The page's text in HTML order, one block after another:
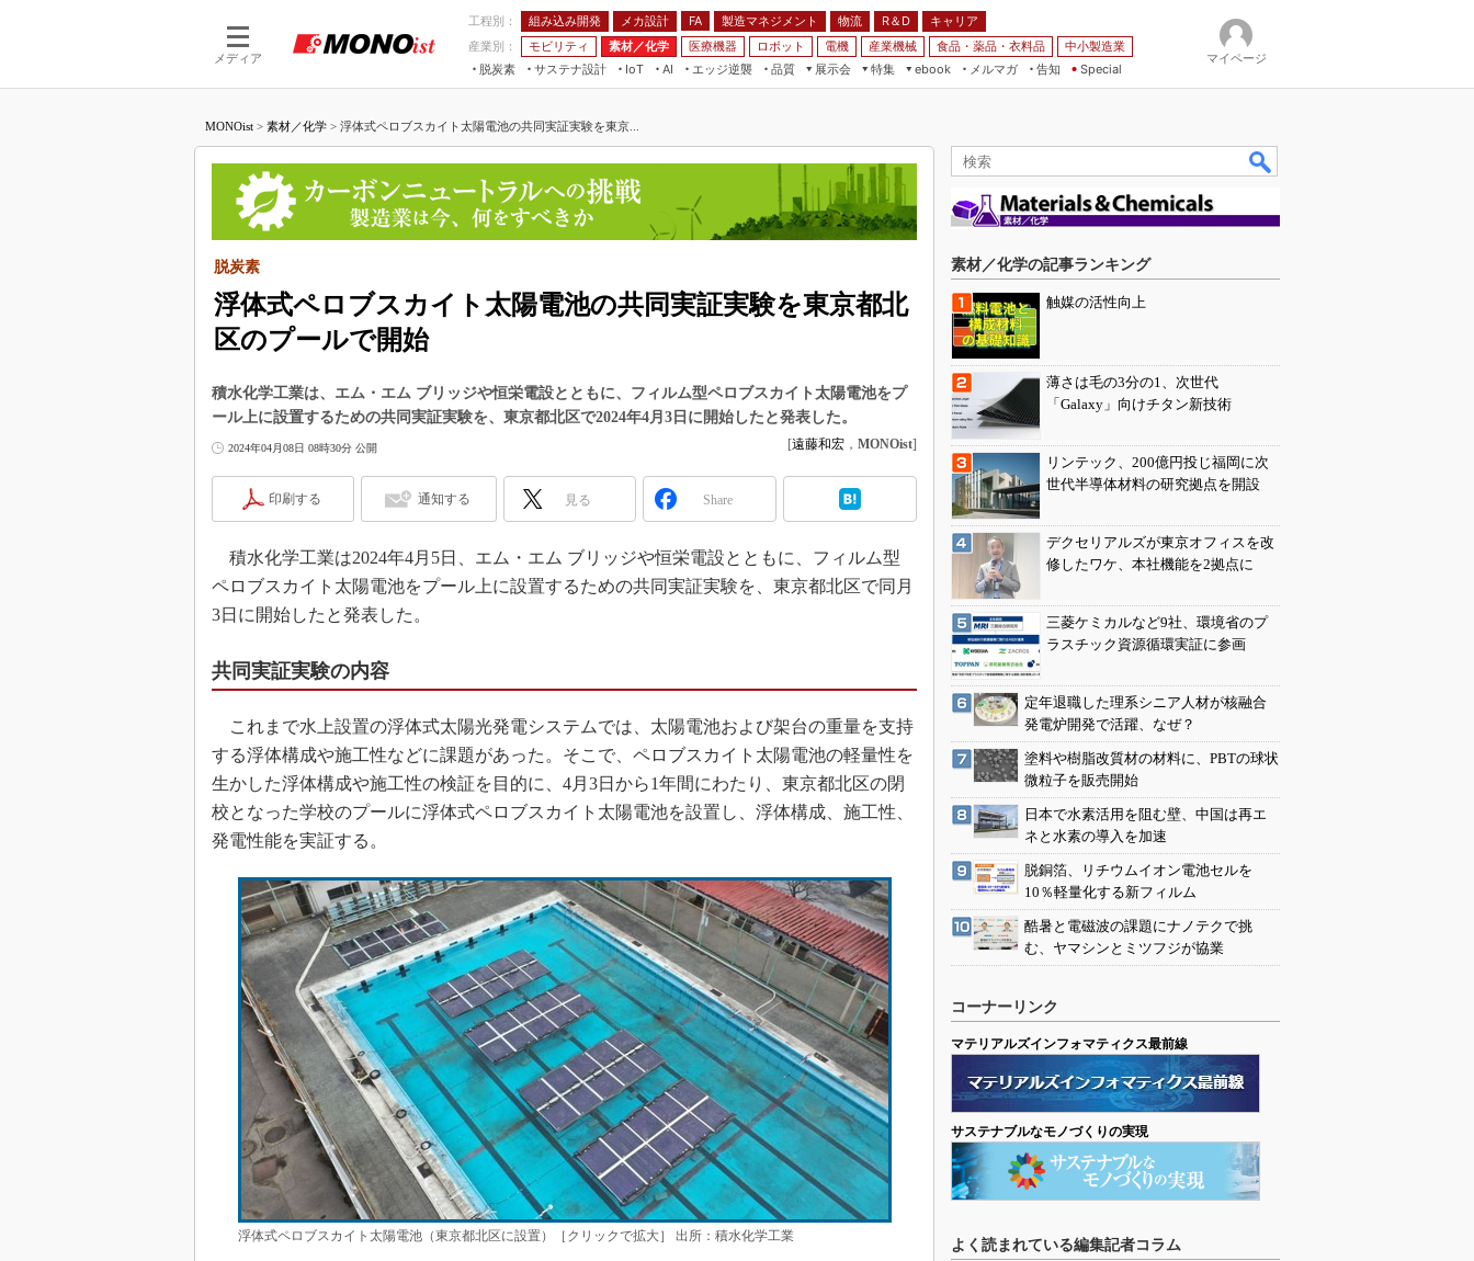
メディア
工程別： 組み込み開発 メカ設計 FA 製造マネジメント 物流 R＆D
キャリア
産業別：
モビリティ 素材／化学 医療機器 ロボット 電機 産業機械 食品・薬品・衣料品
中小製造業
脱炭素
サステナ設計
IoT
つながる工場
つながるサービス
AI
AI×設備保全
Physical AI
エッジ逆襲 品質
展示会
JIMTOF
組込み/エッジ コンピューティング
展＆IoT/5Gソリューション展
国際ロボット展
TECHNO-FRONTIER
EdgeTech+
AUTOMOTIVE WORLD
産業オープンネット展
特集
5G
フィールドサービス
組み込み画像技術
車載ソフト開発
3Dプリンタ
S＆OP
インダストリー4.0
植物工場
海外生産
新型コロナへの対応
ebook
製造マネジメント
FA
モビリティ
メルマガ
告知 Special
マイページ
MONOist > 素材／化学 > 浮体式ペロブスカイト太陽電池の共同実証実験を東京...
浮体式ペロブスカイト太陽電池の共同実証実験を東京都北
区のプールで開始
脱炭素
積水化学工業は、エム・エム ブリッジや恒栄電設とともに、フィルム型ペロブスカイト太陽電池をプ
ール上に設置するための共同実証実験を、東京都北区で2024年4月3日に開始したと発表した。
2024年04月08日 08時30分 公開 [遠藤和宏 ， MONOist]
印刷する 通知する 見る Share
積水化学工業は2024年4月5日、エム・エム ブリッジや恒栄電設とともに、フィルム型
ペロブスカイト太陽電池をプール上に設置するための共同実証実験を、東京都北区で同月
3日に開始したと発表した。
共同実証実験の内容
これまで水上設置の浮体式太陽光発電システムでは、太陽電池および架台の重量を支持
する浮体構成や施工性などに課題があった。そこで、ペロブスカイト太陽電池の軽量性を
生かした浮体構成や施工性の検証を目的に、4月3日から1年間にわたり、東京都北区の閉
校となった学校のプールに浮体式ペロブスカイト太陽電池を設置し、浮体構成、施工性、
発電性能を実証する。
浮体式ペロブスカイト太陽電池（東京都北区に設置）［クリックで拡大］ 出所：積水化学工業
素材／化学の記事ランキング
触媒の活性向上
薄さは毛の3分の1、次世代
「Galaxy」向けチタン新技術
リンテック、200億円投じ福岡に次
世代半導体材料の研究拠点を開設
デクセリアルズが東京オフィスを改
修したワケ、本社機能を2拠点に
三菱ケミカルなど9社、環境省のプ
ラスチック資源循環実証に参画
定年退職した理系シニア人材が核融合
発電炉開発で活躍、なぜ？
塗料や樹脂改質材の材料に、PBTの球状
微粒子を販売開始
日本で水素活用を阻む壁、中国は再エ
ネと水素の導入を加速
脱銅箔、リチウムイオン電池セルを
10％軽量化する新フィルム
酷暑と電磁波の課題にナノテクで挑
む、ヤマシンとミツフジが協業
コーナーリンク
マテリアルズインフォマティクス最前線
サステナブルなモノづくりの実現
よく読まれている編集記者コラム